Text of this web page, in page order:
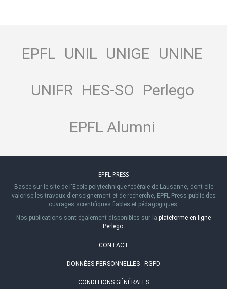
EPFL UNIL UNIGE UNINE
UNIFR HES-SO Perlego
EPFL Alumni
EPFL PRESS
Basée sur le site de l'Ecole polytechnique fédérale de Lausanne, dont elle
valorise les travaux d'enseignement et de recherche, EPFL Press publie des
ouvrages scientifiques fiables et pédagogiques.
Nos publications sont également disponibles sur la plateforme en ligne
Perlego.
CONTACT
DONNÉES PERSONNELLES - RGPD
CONDITIONS GÉNÉRALES